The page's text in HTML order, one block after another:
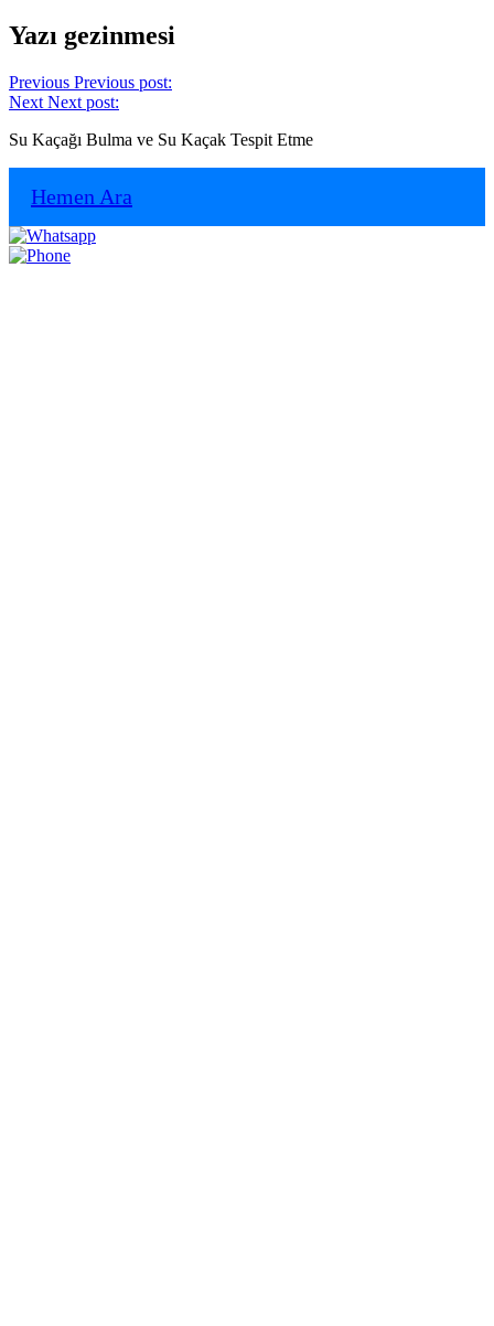
Yazı gezinmesi
Previous Previous post:
Next Next post:
Su Kaçağı Bulma ve Su Kaçak Tespit Etme
Hemen Ara